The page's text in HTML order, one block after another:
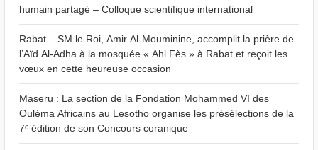
humain partagé – Colloque scientifique international
Rabat – SM le Roi, Amir Al-Mouminine, accomplit la prière de
l’Aïd Al-Adha à la mosquée « Ahl Fès » à Rabat et reçoit les
vœux en cette heureuse occasion
Maseru : La section de la Fondation Mohammed VI des
Ouléma Africains au Lesotho organise les présélections de la
7ᵉ édition de son Concours coranique